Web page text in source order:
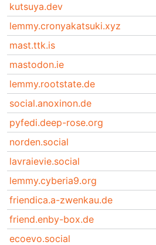
kutsuya.dev
lemmy.cronyakatsuki.xyz
mast.ttk.is
mastodon.ie
lemmy.rootstate.de
social.anoxinon.de
pyfedi.deep-rose.org
norden.social
lavraievie.social
lemmy.cyberia9.org
friendica.a-zwenkau.de
friend.enby-box.de
ecoevo.social